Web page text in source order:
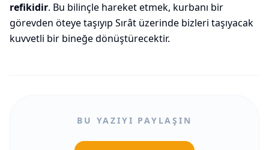
refikidir. Bu bilinçle hareket etmek, kurbanı bir
görevden öteye taşıyıp Sırât üzerinde bizleri taşıyacak
kuvvetli bir bineğe dönüştürecektir.
BU YAZIYI PAYLAŞIN